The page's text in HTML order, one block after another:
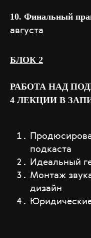
10. Финальный
августа
БЛОК 2
РАБОТА НАД
4 ЛЕКЦИИ В
подкаста
Идеальный
Монтаж
дизайн
FAQ